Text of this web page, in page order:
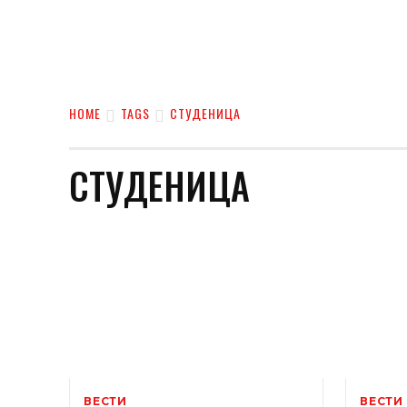
HOME TAGS СТУДЕНИЦА
СТУДЕНИЦА
ВЕСТИ ВЕСТИ